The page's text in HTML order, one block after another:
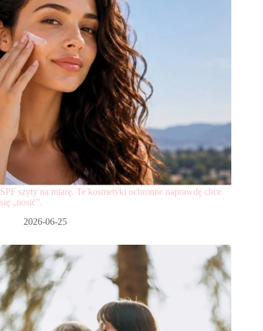
SPF szyty na miarę. Te kosmetyki ochronne naprawdę chce
się „nosić”.
2026-06-25